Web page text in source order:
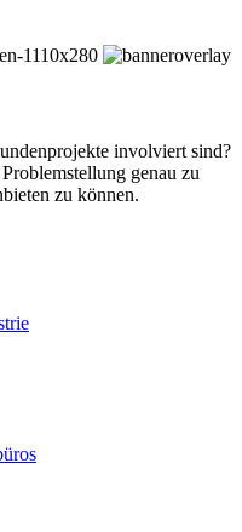
involviert sind?
genau zu
zu können.